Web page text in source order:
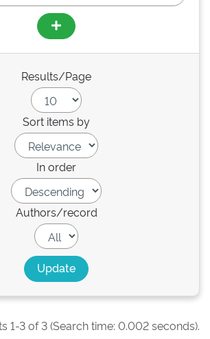
Results/Page
Sort items by
In order
Authors/record
1-3 of 3 (Search time: 0.002 seconds).